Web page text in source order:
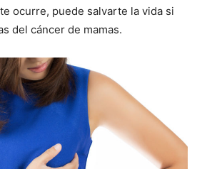
ocurre, puede salvarte la vida si
del cáncer de mamas.